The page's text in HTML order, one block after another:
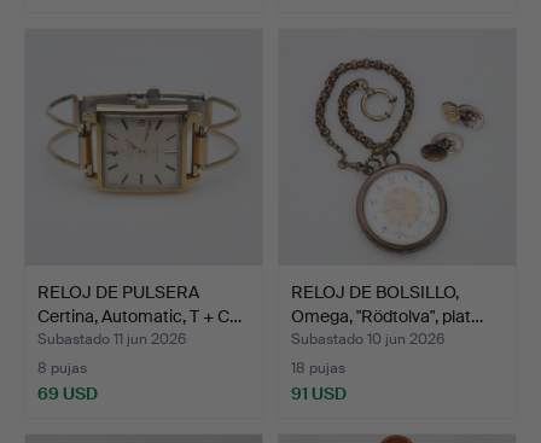
RELOJ DE PULSERA
Certina, Automatic, T + C…
Subastado 11 jun 2026
8 pujas
69 USD
RELOJ DE BOLSILLO,
Omega, "Rödtolva", plat…
Subastado 10 jun 2026
18 pujas
91 USD